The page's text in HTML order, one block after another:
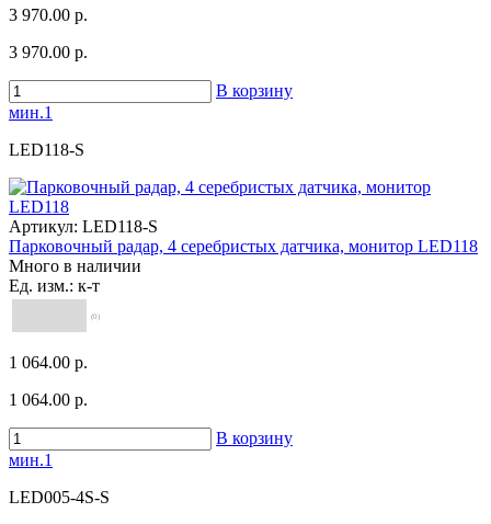
3 970.00 р.
3 970.00 р.
В корзину
мин.1
LED118-S
Артикул: LED118-S
Парковочный радар, 4 серебристых датчика, монитор LED118
Много в наличии
Ед. изм.: к-т
(0)
1 064.00 р.
1 064.00 р.
В корзину
мин.1
LED005-4S-S